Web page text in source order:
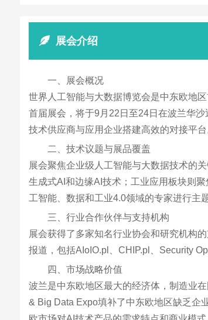
展会介绍
一、展会概况
世界人工智能与大数据博览会是中东欧地
首届展会，将于9月22日至24日在波兰华
技术供应商与应用企业搭建高效的对接平台
二、技术议题与展品覆盖
展会聚焦企业级人工智能与大数据技术的
生成式AI和边缘AI技术；工业应用板块则
工智能、数据和工业4.0领域的专家进行主
三、行业合作伙伴与支持机构
展会获得了多家知名行业协会和研究机构
报道，包括AIoIO.pl、CHIP.pl、Security
四、市场战略价值
波兰是中东欧地区最大的经济体，制造业
& Big Data Expo填补了中东欧地区缺乏企